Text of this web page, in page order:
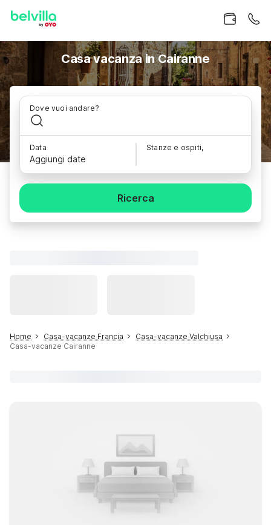
Casa vacanza in Cairanne
Dove vuoi andare?
Data
Aggiungi date
Stanze e ospiti,
Ricerca
Home Casa-vacanze Francia
Casa-vacanze Valchiusa
Casa-vacanze Cairanne